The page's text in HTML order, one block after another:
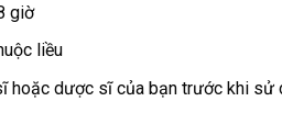
giờ
liều
hoặc dược sĩ của bạn trước khi sử